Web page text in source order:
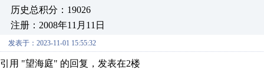
历史总积分：19026
注册：2008年11月11日
发表于：2023-11-01 15:55:32
引用 "望海庭" 的回复，发表在2楼